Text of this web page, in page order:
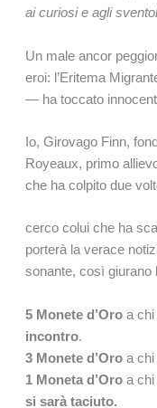
ai curiosi e agli
Un male ancor
eroi: l’Eritema
— ha toccato
Io, Girovago Finn,
Royeaux, primo
che ha colpito due
cerco colui che ha
porterà la verace
sonante, così giurano
5 Monete d’Oroa chi
incontro.
3 Monete d’Oroa
1 Moneta d’Oroa
si sarà taciuto.